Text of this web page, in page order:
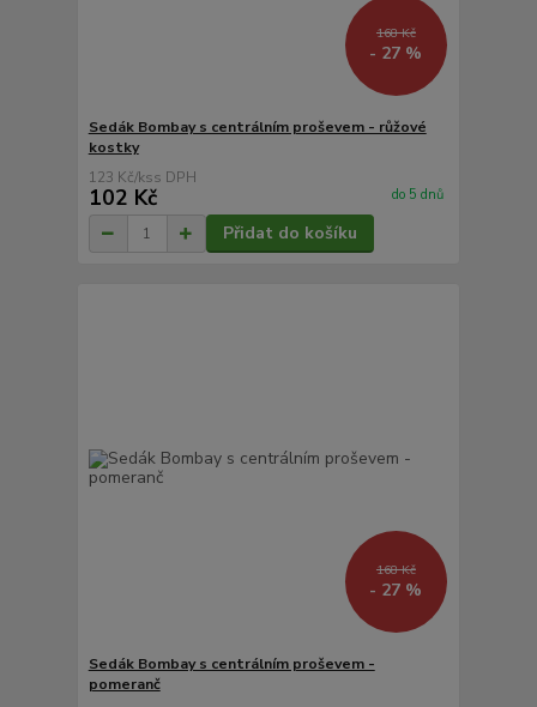
168 Kč
- 27 %
Sedák Bombay s centrálním proševem - růžové
kostky
123 Kč/ks
102 Kč do 5 dnů
Přidat do košíku
168 Kč
- 27 %
Sedák Bombay s centrálním proševem -
pomeranč